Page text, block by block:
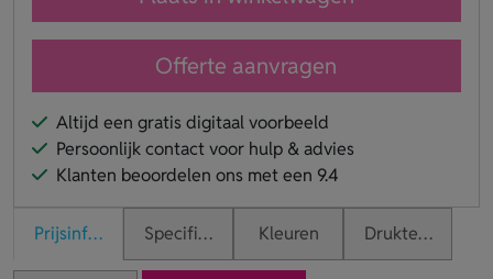
Offerte aanvragen
Altijd een gratis digitaal voorbeeld
Persoonlijk contact voor hulp & advies
Klanten beoordelen ons met een 9.4
PrijsinformatieSpecificaties Kleuren Druktechnieken